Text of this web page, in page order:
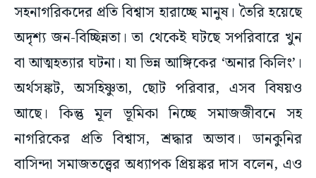
সহনাগরিকদের প্রতি বিশ্বাস হারাচ্ছে মানুষ। তৈরি হয়েছে
অদৃশ্য জন-বিচ্ছিন্নতা। তা থেকেই ঘটছে সপরিবারে খুন
বা আত্মহত্যার ঘটনা। যা ভিন্ন আঙ্গিকের ‘অনার কিলিং’।
অর্থসঙ্কট, অসহিষ্ণুতা, ছোট পরিবার, এসব বিষয়ও
আছে। কিন্তু মূল ভূমিকা নিচ্ছে সমাজজীবনে সহ
নাগরিকের প্রতি বিশ্বাস, শ্রদ্ধার অভাব। ডানকুনির
বাসিন্দা সমাজতত্ত্বের অধ্যাপক প্রিয়ঙ্কর দাস বলেন, এও